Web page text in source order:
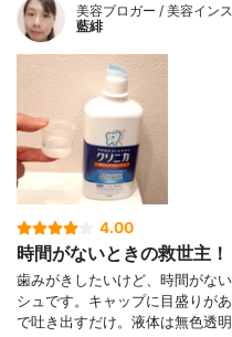
美容ブロガー / 美容イン
藍緋
4.00
時間がないときの救世主！
歯みがきしたいけど、時間がな
シュです。キャップに目盛りが
で吐き出すだけ。液体は無色透